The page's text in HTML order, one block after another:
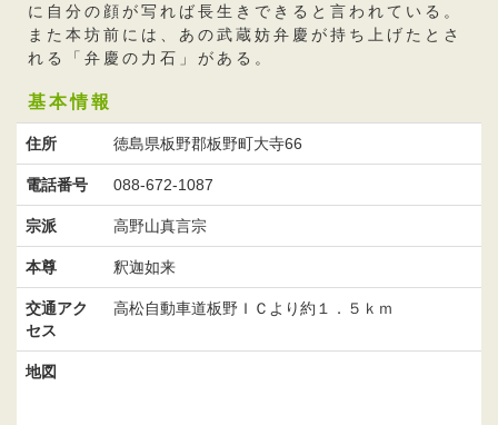
に自分の顔が写れば長生きできると言われている。
また本坊前には、あの武蔵妨弁慶が持ち上げたとさ
れる「弁慶の力石」がある。
基本情報
住所 徳島県板野郡板野町大寺66
電話番号 088-672-1087
宗派 高野山真言宗
本尊 釈迦如来
交通アク
セス
高松自動車道板野ＩＣより約１．５ｋｍ
地図